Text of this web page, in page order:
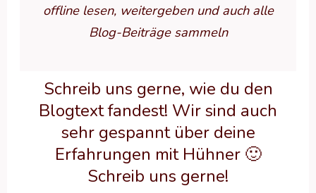
offline lesen, weitergeben und auch alle
Blog-Beiträge sammeln
Schreib uns gerne, wie du den
Blogtext fandest! Wir sind auch
sehr gespannt über deine
Erfahrungen mit Hühner 🙂
Schreib uns gerne!